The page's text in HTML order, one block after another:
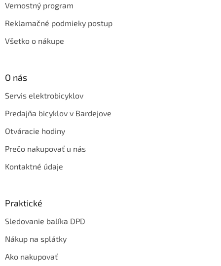
Vernostný program
Reklamačné podmieky postup
Všetko o nákupe
O nás
Servis elektrobicyklov
Predajňa bicyklov v Bardejove
Otváracie hodiny
Prečo nakupovať u nás
Kontaktné údaje
Praktické
Sledovanie balíka DPD
Nákup na splátky
Ako nakupovať